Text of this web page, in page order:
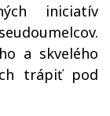
iniciatív
a skvelého
trápiť pod